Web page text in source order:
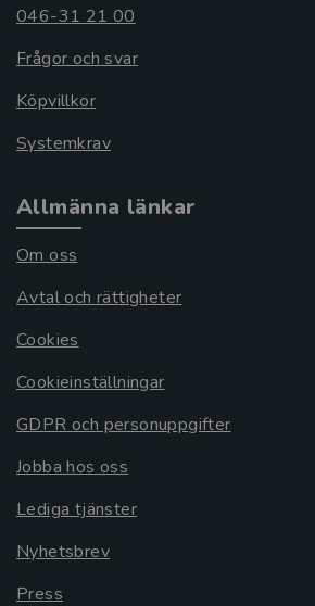
046-31 21 00
Frågor och svar
Köpvillkor
Systemkrav
Allmänna länkar
Om oss
Avtal och rättigheter
Cookies
Cookieinställningar
GDPR och personuppgifter
Jobba hos oss
Lediga tjänster
Nyhetsbrev
Press